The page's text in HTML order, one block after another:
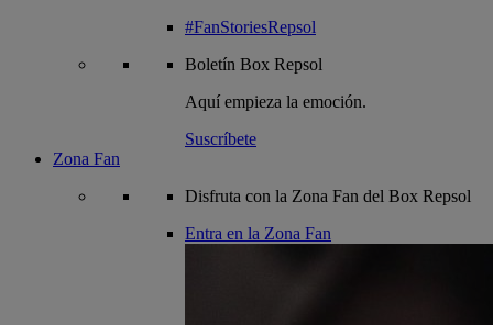
#FanStoriesRepsol
Boletín Box Repsol
Aquí empieza la emoción.
Suscríbete
Zona Fan
Disfruta con la Zona Fan del Box Repsol
Entra en la Zona Fan